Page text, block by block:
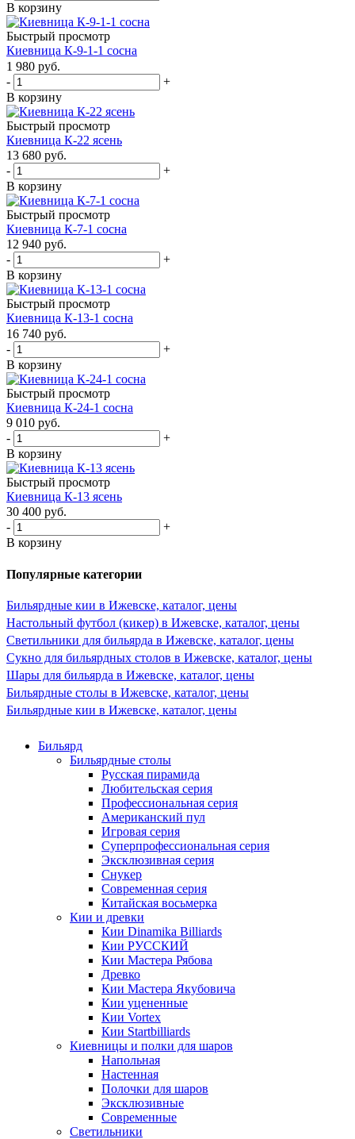
В корзину
Быстрый просмотр
Киевница К-9-1-1 сосна
1 980 руб.
-
+
В корзину
Быстрый просмотр
Киевница К-22 ясень
13 680 руб.
-
+
В корзину
Быстрый просмотр
Киевница К-7-1 сосна
12 940 руб.
-
+
В корзину
Быстрый просмотр
Киевница К-13-1 сосна
16 740 руб.
-
+
В корзину
Быстрый просмотр
Киевница К-24-1 сосна
9 010 руб.
-
+
В корзину
Быстрый просмотр
Киевница К-13 ясень
30 400 руб.
-
+
В корзину
Популярные категории
Бильярдные кии в Ижевске, каталог, цены
Настольный футбол (кикер) в Ижевске, каталог, цены
Светильники для бильярда в Ижевске, каталог, цены
Сукно для бильярдных столов в Ижевске, каталог, цены
Шары для бильярда в Ижевске, каталог, цены
Бильярдные столы в Ижевске, каталог, цены
Бильярдные кии в Ижевске, каталог, цены
Бильярд
Бильярдные столы
Русская пирамида
Любительская серия
Профессиональная серия
Американский пул
Игровая серия
Суперпрофессиональная серия
Эксклюзивная серия
Снукер
Современная серия
Китайская восьмерка
Кии и древки
Кии Dinamika Billiards
Кии РУССКИЙ
Кии Мастера Рябова
Древко
Кии Мастера Якубовича
Кии уцененные
Кии Vortex
Кии Startbilliards
Киевницы и полки для шаров
Напольная
Настенная
Полочки для шаров
Эксклюзивные
Современные
Светильники